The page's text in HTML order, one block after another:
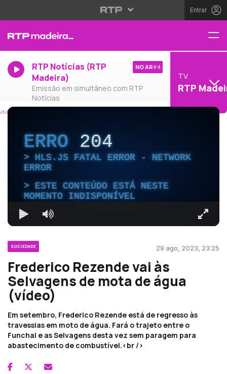
Entrar
RTP Notícias (RTP
Madeira)
Emissão em simultâneo com RTP
Notícias
NO AR
TV
RTP
ERRO204
HLS.JS FATAL ERROR - NETWORK
ERROR
ESTE CONTEÚDO ESTÁ NESTE
MOMENTO INDISPONÍVEL
SOCIEDADE 29 ago, 2023, 23:25
Frederico Rezende vai às
Selvagens de mota de água
(vídeo)
Em setembro, Frederico Rezende está de regresso às
travessias em moto de água. Fará o trajeto entre o
Funchal e as Selvagens desta vez sem paragem para
abastecimento de combustível.<br />